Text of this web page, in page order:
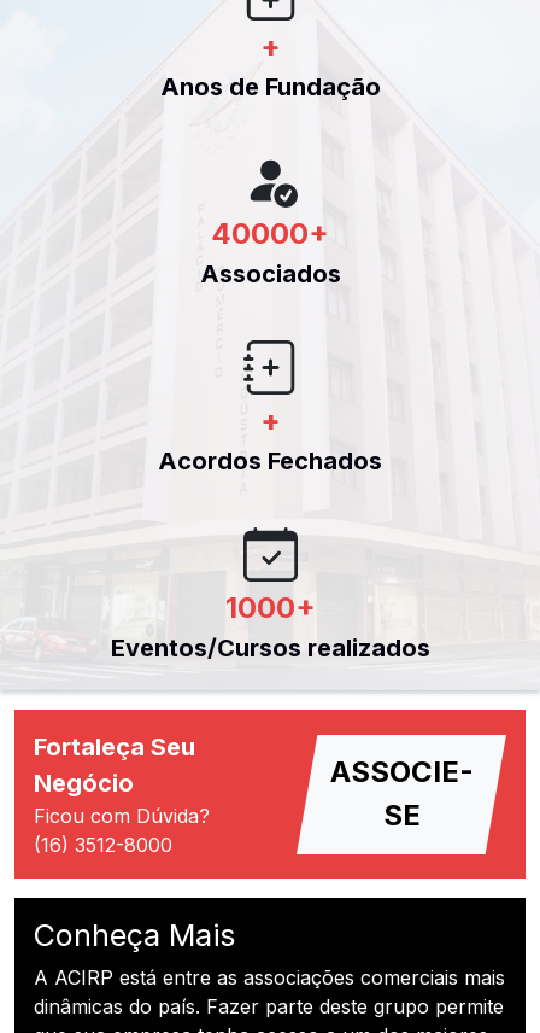
+
Anos de Fundação
40000+
Associados
+
Acordos Fechados
1000+
Eventos/Cursos realizados
Fortaleça Seu
Negócio
Ficou com Dúvida?
(16) 3512-8000
ASSOCIE-
SE
Conheça Mais
A ACIRP está entre as associações comerciais mais
dinâmicas do país. Fazer parte deste grupo permite